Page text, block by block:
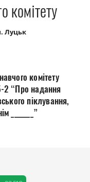
комітету
Луцьк
комітету
2 “Про надання
піклування,
_______”